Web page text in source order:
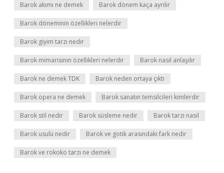
Barok akımı ne demek Barok dönem kaça ayrılır
Barok döneminin özellikleri nelerdir
Barok giyim tarzı nedir
Barok mimarisinin özellikleri nelerdir Barok nasıl anlaşılır
Barok ne demek TDK Barok neden ortaya çıktı
Barok opera ne demek Barok sanatın temsilcileri kimlerdir
Barok stil nedir Barok süsleme nedir Barok tarzı nasıl
Barok usulü nedir Barok ve gotik arasındaki fark nedir
Barok ve rokoko tarzı ne demek